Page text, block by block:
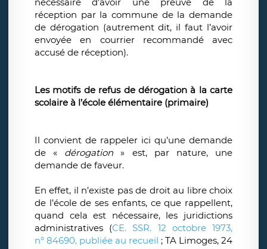
nécessaire d’avoir une preuve de la
réception par la commune de la demande
de dérogation (autrement dit, il faut l’avoir
envoyée en courrier recommandé avec
accusé de réception).
Les motifs de refus de dérogation à la carte
scolaire à l’école élémentaire (primaire)
Il convient de rappeler ici qu’une demande
de « dérogation » est, par nature, une
demande de faveur.
En effet, il n’existe pas de droit au libre choix
de l’école de ses enfants, ce que rappellent,
quand cela est nécessaire, les juridictions
administratives (CE. SSR. 12 octobre 1973,
n° 84690, publiée au recueil ; TA Limoges, 24